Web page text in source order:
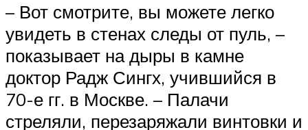
– Вот смотрите, вы можете легко
увидеть в стенах следы от пуль, –
показывает на дыры в камне
доктор Радж Сингх, учившийся в
70-е гг. в Москве. – Палачи
стреляли, перезаряжали винтовки и